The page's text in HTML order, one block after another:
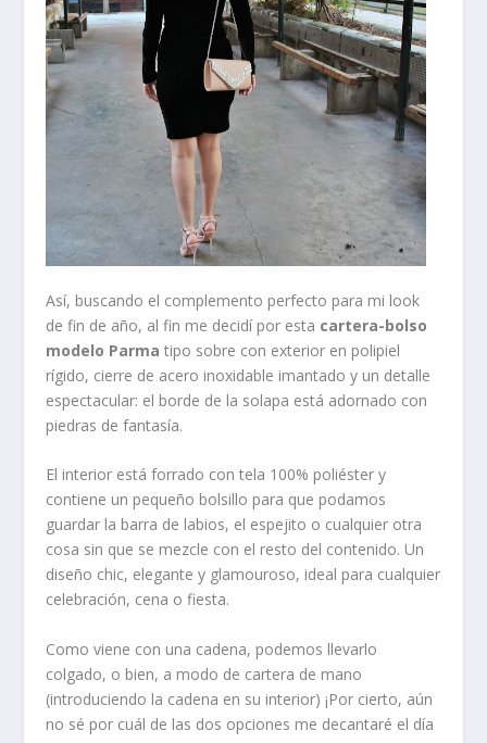
Así, buscando el complemento perfecto para mi look
de fin de año, al fin me decidí por esta cartera-bolso
modelo Parmatipo sobre con exterior en polipiel
rígido, cierre de acero inoxidable imantado y un detalle
espectacular: el borde de la solapa está adornado con
piedras de fantasía.
El interior estáforrado con tela 100% poliéster y
contiene un pequeño bolsillo para que podamos
guardar la barra de labios, el espejito o cualquier otra
cosa sin que se mezcle con el resto del contenido. Un
diseño chic, elegante y glamouroso, ideal para cualquier
celebración, cena o fiesta.
Como viene con una cadena, podemos llevarlo
colgado, o bien, a modo de cartera de mano
(introduciendo la cadena en su interior) ¡Por cierto, aún
no sé por cuál de las dos opciones me decantaré el día